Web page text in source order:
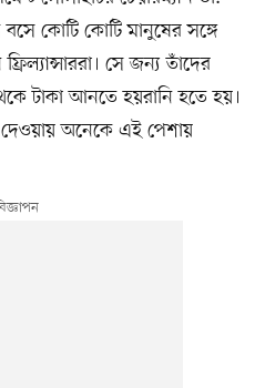
কোটি কোটি মানুষের সঙ্গে
সে জন্য তাঁদের
টাকা আনতে হয়রানি হতে হয়।
অনেকে এই পেশায়